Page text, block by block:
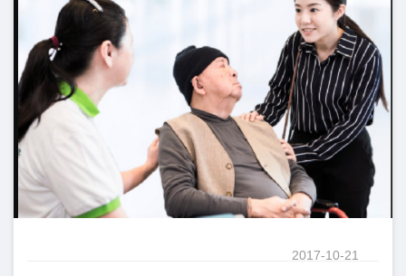
2017-10-21